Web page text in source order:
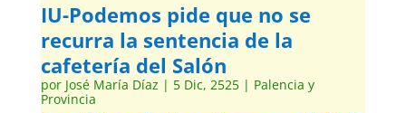
IU-Podemos pide que no se
recurra la sentencia de la
cafetería del Salón
por José María Díaz | 5 Dic, 2525| Palencia y
Provincia